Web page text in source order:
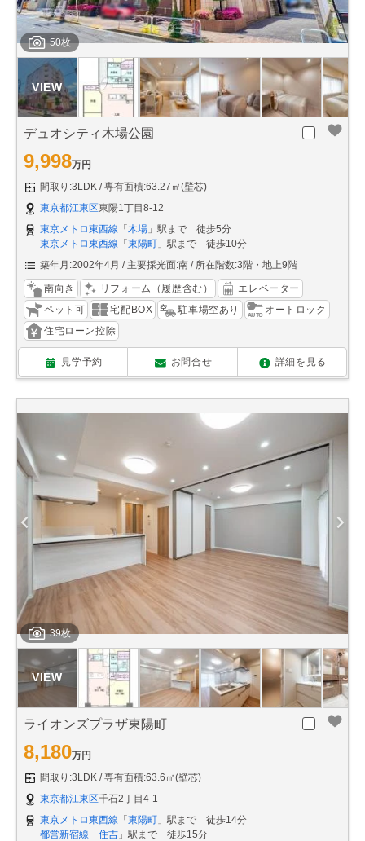
50枚
デュオシティ木場公園
9,998万円
間取り:3LDK
専有面積:63.27㎡(壁芯)
東京都江東区東陽1丁目8-12
東京メトロ東西線 「 木場 」駅まで 徒歩5分
東京メトロ東西線 「 東陽町 」駅まで 徒歩10分
築年月:2002年4月
主要採光面:南 所在階数:3階・地上9階
南向き リフォーム（履歴含む）
エレベーター
ペット可
宅配BOX 駐車場空あり
オートロック
住宅ローン控除
見学予約 お問合せ 詳細を見る
39枚
ライオンズプラザ東陽町
8,180万円
間取り:3LDK
専有面積:63.6㎡(壁芯)
東京都江東区千石2丁目4-1
東京メトロ東西線 「東陽町 」駅まで 徒歩14分
都営新宿線 「住吉 」駅まで 徒歩15分